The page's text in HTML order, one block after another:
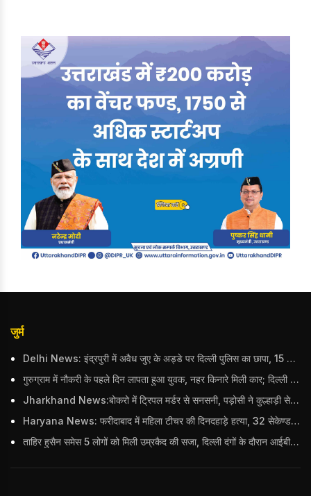
जुर्म
Delhi News: इंद्रपुरी में अवैध जुए के अड्डे पर दिल्ली पुलिस का छापा, 15 जुआरियों को पकड़ा; ₹3.61 लाख नकद और अन्य सामान बरामद
गुरुग्राम में नौकरी के पहले दिन लापता हुआ युवक, नहर किनारे मिली कार; दिल्ली पुलिस ने दर्ज की FIR
Jharkhand News:बोकरो में ट्रिपल मर्डर से सनसनी, पड़ोसी ने कुल्हाड़ी से पति-पत्नी और बहु की हत्या की
Haryana News: फरीदाबाद में महिला टीचर की दिनदहाड़े हत्या, 32 सेकेण्ड में 34 बार किया वार
ताहिर हुसैन समेस 5 लोगों को मिली उम्रकैद की सजा, दिल्ली दंगों के दौरान आईबी अधिकारी का किया था कत्ल